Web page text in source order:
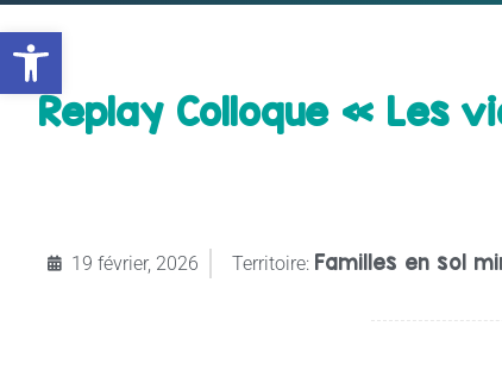
Ouvrir la barre d’outils
Replay Colloque « Les
19 février, 2026 Territoire: Familles en sol